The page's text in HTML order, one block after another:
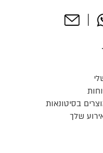
Send
בסיטונאות
שלך